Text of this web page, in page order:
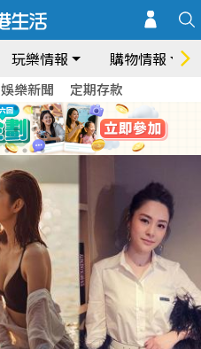
玩樂情報 購物情報
娛樂新聞 定期存款